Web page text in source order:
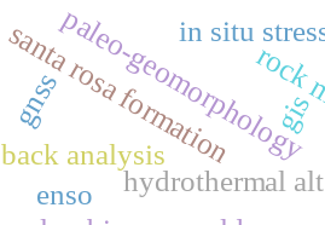
hydrothermal
santa rosa formation
paleo-geomorphology
gis
back analysis
rock
in situ
enso
gnss